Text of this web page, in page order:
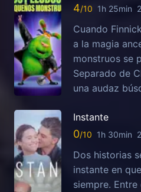
4 1h 25min
Cuando
a la magia
monstruos se
Separado de
una audaz
Instante
0 1h 30min
Dos historias
instante en
siempre.